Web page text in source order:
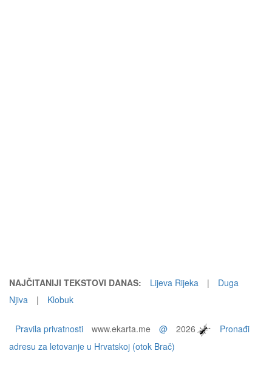
NAJČITANIJI TEKSTOVI DANAS: Lijeva Rijeka |
Duga
Njiva
| Klobuk
Pravila privatnosti www.ekarta.me @ 2026
Pronađi
adresu za letovanje u Hrvatskoj (otok Brač)